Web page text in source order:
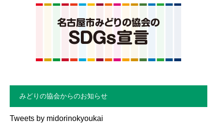
みどりの協会からのお知らせ
Tweets by midorinokyoukai